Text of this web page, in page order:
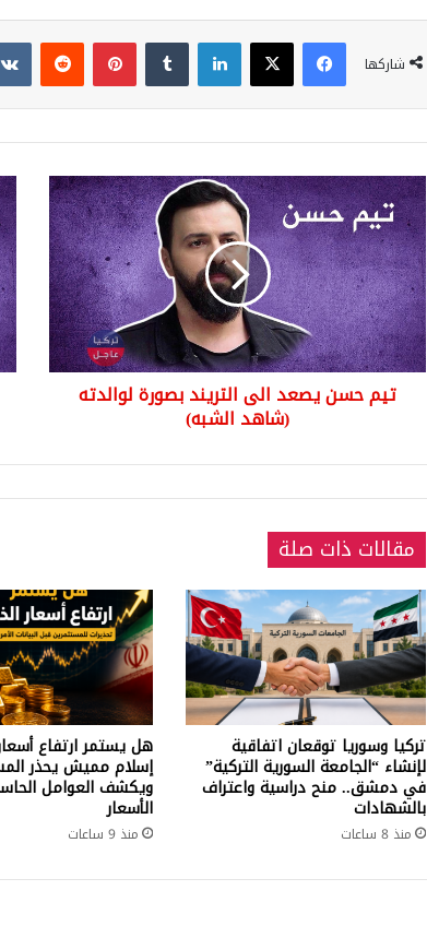
شاركها
فيسبوك‫X لينكدإن بينتيريست
تيم
حسن
يصعد
الى
التريند
بصورة
لوالدته
(شاهد
الشبه)
تيم حسن يصعد الى التريند بصورة لوالدته
(شاهد الشبه)
مع
مقالات ذات صلة
تركيا وسوريا توقعان اتفاقية
لإنشاء “الجامعة السورية التركية”
في دمشق.. منح دراسية واعتراف
بالشهادات
منذ 8 ساعات
هل يستمر ارتفاع
إسلام مميش يحذر
ويكشف العوامل
الأسعار
منذ 9 ساعات